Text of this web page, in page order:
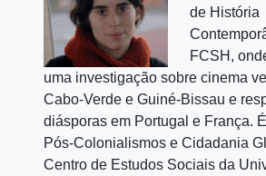
de História
FCSH,
uma investigação sobre cinema
Cabo-Verde e Guiné-Bissau e
diásporas em Portugal e França.
Pós-Colonialismos e Cidadania
Centro de Estudos Sociais da